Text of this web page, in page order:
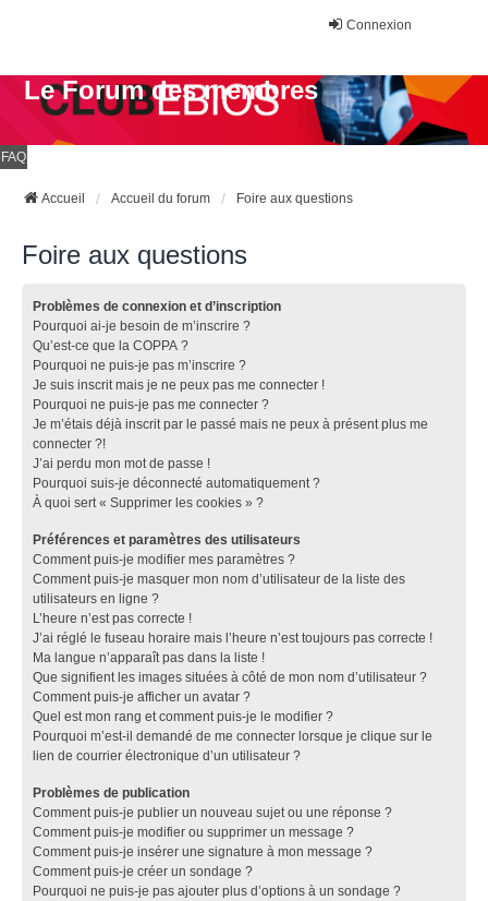
Connexion
Le Forum des membres
FAQ
Accueil Accueil du forum Foire aux questions
Foire aux questions
Problèmes de connexion et d’inscription
Pourquoi ai-je besoin de m’inscrire ?
Qu’est-ce que la COPPA ?
Pourquoi ne puis-je pas m’inscrire ?
Je suis inscrit mais je ne peux pas me connecter !
Pourquoi ne puis-je pas me connecter ?
Je m’étais déjà inscrit par le passé mais ne peux à présent plus me
connecter ?!
J’ai perdu mon mot de passe !
Pourquoi suis-je déconnecté automatiquement ?
À quoi sert « Supprimer les cookies » ?
Préférences et paramètres des utilisateurs
Comment puis-je modifier mes paramètres ?
Comment puis-je masquer mon nom d’utilisateur de la liste des
utilisateurs en ligne ?
L’heure n’est pas correcte !
J’ai réglé le fuseau horaire mais l’heure n’est toujours pas correcte !
Ma langue n’apparaît pas dans la liste !
Que signifient les images situées à côté de mon nom d’utilisateur ?
Comment puis-je afficher un avatar ?
Quel est mon rang et comment puis-je le modifier ?
Pourquoi m’est-il demandé de me connecter lorsque je clique sur le
lien de courrier électronique d’un utilisateur ?
Problèmes de publication
Comment puis-je publier un nouveau sujet ou une réponse ?
Comment puis-je modifier ou supprimer un message ?
Comment puis-je insérer une signature à mon message ?
Comment puis-je créer un sondage ?
Pourquoi ne puis-je pas ajouter plus d’options à un sondage ?